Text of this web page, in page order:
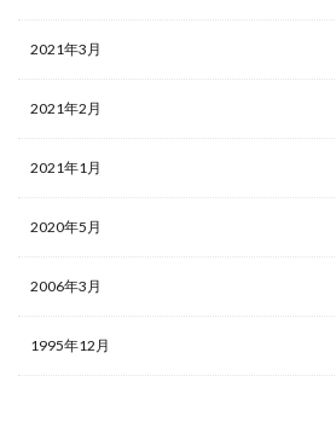
2021年3月
2021年2月
2021年1月
2020年5月
2006年3月
1995年12月